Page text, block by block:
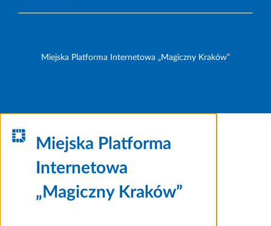
Miejska Platforma Internetowa „Magiczny Kraków”
Miejska Platforma
Internetowa
„Magiczny Kraków”